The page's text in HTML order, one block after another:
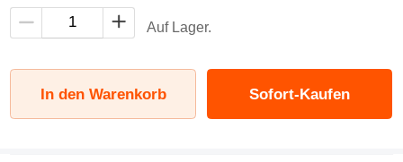
Auf Lager.
In den Warenkorb Sofort-Kaufen